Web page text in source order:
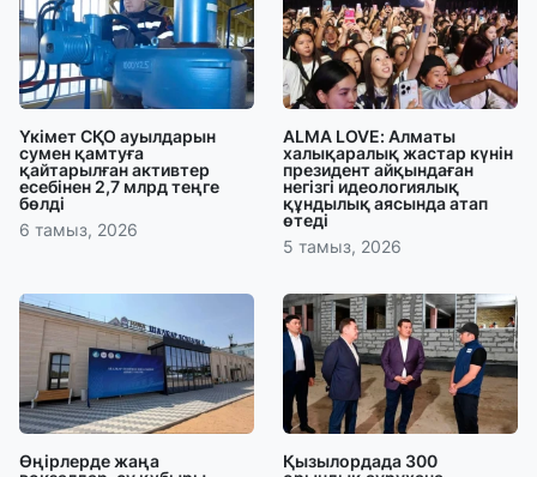
Үкімет СҚО ауылдарын
сумен қамтуға
қайтарылған активтер
есебінен 2,7 млрд теңге
бөлді
6 тамыз, 2026
ALMA LOVE: Алматы
халықаралық жастар күнін
президент айқындаған
негізгі идеологиялық
құндылық аясында атап
өтеді
5 тамыз, 2026
Өңірлерде жаңа
Қызылордада 300